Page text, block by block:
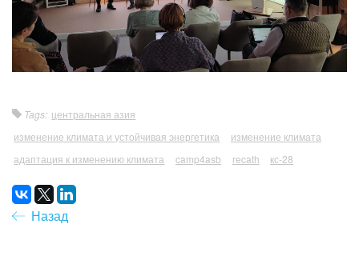
Tags: центральная азия
изменение климата и устойчивая энергетика
изменение климата
адаптация к изменению климата
camp4asb recath кс-28
Назад